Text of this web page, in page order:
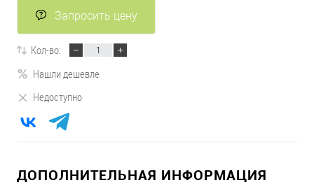
Запросить цену
Кол-во:
Нашли дешевле
Недоступно
ДОПОЛНИТЕЛЬНАЯ ИНФОРМАЦИЯ